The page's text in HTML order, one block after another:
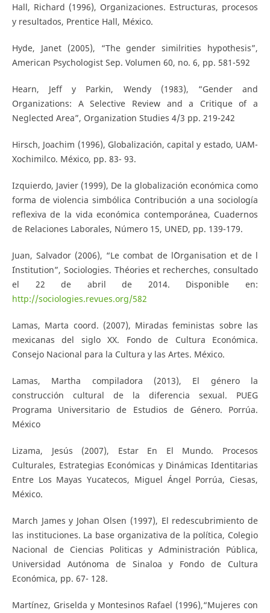
Hall, Richard (1996), Organizaciones. Estructuras, procesos
y resultados, Prentice Hall, México.
Hyde, Janet (2005), “The gender similrities hypothesis”,
American Psychologist Sep. Volumen 60, no. 6, pp. 581-592
Hearn, Jeff y Parkin, Wendy (1983), “Gender and
Organizations: A Selective Review and a Critique of a
Neglected Area”, Organization Studies 4/3 pp. 219-242
Hirsch, Joachim (1996), Globalización, capital y estado, UAM-
Xochimilco. México, pp. 83- 93.
Izquierdo, Javier (1999), De la globalización económica como
forma de violencia simbólica Contribución a una sociología
reflexiva de la vida económica contemporánea, Cuadernos
de Relaciones Laborales, Número 15, UNED, pp. 139-179.
Juan, Salvador (2006), “Le combat de l´Organisation et de l
´Institution”, Sociologies. Théories et recherches, consultado
el 22 de abril de 2014. Disponible en:
http://sociologies.revues.org/582
Lamas, Marta coord. (2007), Miradas feministas sobre las
mexicanas del siglo XX. Fondo de Cultura Económica.
Consejo Nacional para la Cultura y las Artes. México.
Lamas, Martha compiladora (2013), El género la
construcción cultural de la diferencia sexual. PUEG
Programa Universitario de Estudios de Género. Porrúa.
México
Lizama, Jesús (2007), Estar En El Mundo. Procesos
Culturales, Estrategias Económicas y Dinámicas Identitarias
Entre Los Mayas Yucatecos, Miguel Ángel Porrúa, Ciesas,
México.
March James y Johan Olsen (1997), El redescubrimiento de
las instituciones. La base organizativa de la política, Colegio
Nacional de Ciencias Politicas y Administración Pública,
Universidad Autónoma de Sinaloa y Fondo de Cultura
Económica, pp. 67- 128.
Martínez, Griselda y Montesinos Rafael (1996),“Mujeres con